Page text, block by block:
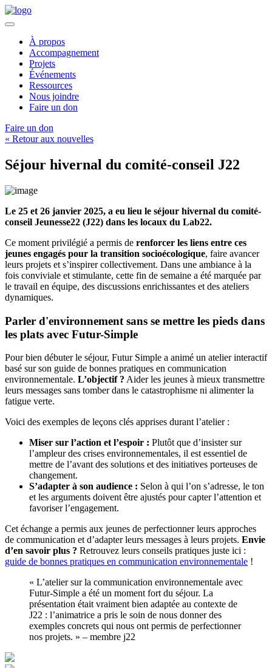
À propos
Accompagnement
Projets
Événements
Ressources
Nous joindre
Faire un don
Faire un don
« Retour aux nouvelles
Séjour hivernal du comité-conseil J22
Le 25 et 26 janvier 2025, a eu lieu le séjour hivernal du comité-
conseil Jeunesse22 (J22) dans les locaux du Lab22.
Ce moment privilégié a permis de renforcer les liens entre ces
jeunes engagés pour la transition socioécologique, faire avancer
leurs projets et s’inspirer collectivement. Dans une ambiance à la
fois conviviale et stimulante, cette fin de semaine a été marquée par
le travail en équipe, des discussions enrichissantes et des ateliers
dynamiques.
Parler d'environnement sans se mettre les pieds dans
les plats avec Futur-Simple
Pour bien débuter le séjour, Futur Simple a animé un atelier interactif
basé sur son guide de bonnes pratiques en communication
environnementale. L’objectif ? Aider les jeunes à mieux transmettre
leurs messages sans tomber dans le catastrophisme ni alimenter la
fatigue verte.
Voici des exemples de leçons clés apprises durant l’atelier :
Miser sur l’action et l’espoir : Plutôt que d’insister sur
l’ampleur des crises environnementales, il est essentiel de
mettre de l’avant des solutions et des initiatives porteuses de
changement.
S’adapter à son audience : Selon à qui l’on s’adresse, le ton
et les arguments doivent être ajustés pour capter l’attention et
favoriser l’engagement.
Cet échange a permis aux jeunes de perfectionner leurs approches
de communication et d’adapter leurs messages à leurs projets. Envie
d’en savoir plus ? Retrouvez leurs conseils pratiques juste ici :
guide de bonnes pratiques en communication environnementale !
« L’atelier sur la communication environnementale avec
Futur-Simple a été un moment fort du séjour. La
présentation était vraiment bien adaptée au contexte de
J22 : l’animatrice a pris le soin de nous donner des
exemples concrets qui nous ont permis de perfectionner
nos projets. » – membre j22